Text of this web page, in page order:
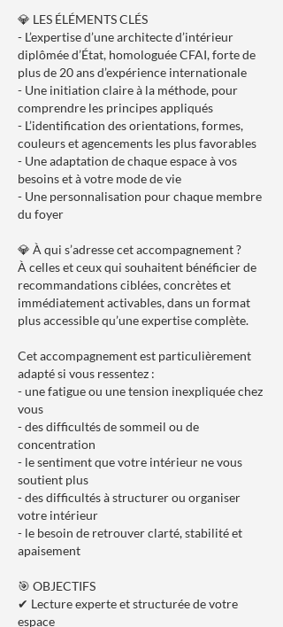
💎 LES ÉLÉMENTS CLÉS
- L’expertise d’une architecte d’intérieur
diplômée d’État, homologuée CFAI, forte de
plus de 20 ans d’expérience internationale
- Une initiation claire à la méthode, pour
comprendre les principes appliqués
- L’identification des orientations, formes,
couleurs et agencements les plus favorables
- Une adaptation de chaque espace à vos
besoins et à votre mode de vie
- Une personnalisation pour chaque membre
du foyer
💎 À qui s’adresse cet accompagnement ?
À celles et ceux qui souhaitent bénéficier de
recommandations ciblées, concrètes et
immédiatement activables, dans un format
plus accessible qu’une expertise complète.
Cet accompagnement est particulièrement
adapté si vous ressentez :
- une fatigue ou une tension inexpliquée chez
vous
- des difficultés de sommeil ou de
concentration
- le sentiment que votre intérieur ne vous
soutient plus
- des difficultés à structurer ou organiser
votre intérieur
- le besoin de retrouver clarté, stabilité et
apaisement
🎯 OBJECTIFS
✔ Lecture experte et structurée de votre
espace